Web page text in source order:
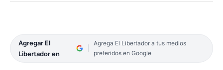
Agregar El
Libertador en
Agrega El Libertador a tus medios
preferidos en Google